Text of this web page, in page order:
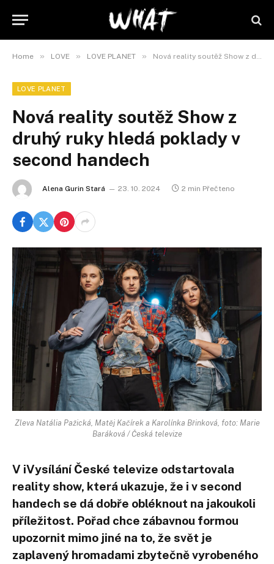
Home » LOVE » LOVE PLANET » Nová reality soutěž Show z druhý ruky hledá poklady v second handech
LOVE PLANET
Nová reality soutěž Show z
druhý ruky hledá poklady v
second handech
Alena Gurin Stará 23. 10. 2024 2 min Přečteno
Zleva Natália Pažická, Matěj Kačírek a Karolínka Břinková, foto: Marie
Baráková / Česká televize
V iVysílání České televize odstartovala
reality show, která ukazuje, že i v second
handech se dá dobře obléknout na jakoukoli
příležitost. Pořad chce zábavnou formou
upozornit mimo jiné na to, že svět je
zaplavený hromadami zbytečně vyrobeného